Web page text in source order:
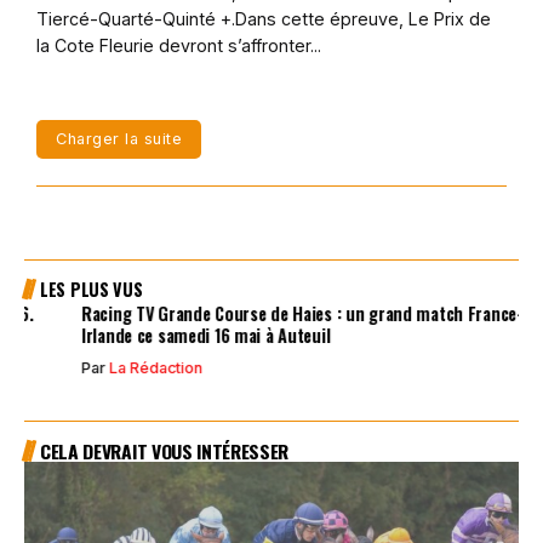
LES PLUS VUS
Racing TV Grande Course de Haies : un grand match France-
Irlande ce samedi 16 mai à Auteuil
La Rédaction
Tiercé-Quarté-Quinté +.Dans cette épreuve, Le Prix de
la Cote Fleurie devront s’affronter...
Charger la suite
CELA DEVRAIT VOUS INTÉRESSER